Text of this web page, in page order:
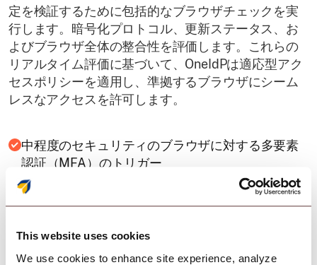
This website uses cookies
We use cookies to enhance site experience, analyze
定を検証するために包括的なブラウザチェックを実
行します。暗号化プロトコル、更新ステータス、お
よびブラウザ全体の整合性を評価します。これらの
リアルタイム評価に基づいて、OneIdPは適応型アク
セスポリシーを適用し、準拠するブラウザにシーム
レスなアクセスを許可します。
中程度のセキュリティのブラウザに対する多要素
認証（MFA）のトリガー
古いまたは侵害されたブラウザへのアクセスをブ